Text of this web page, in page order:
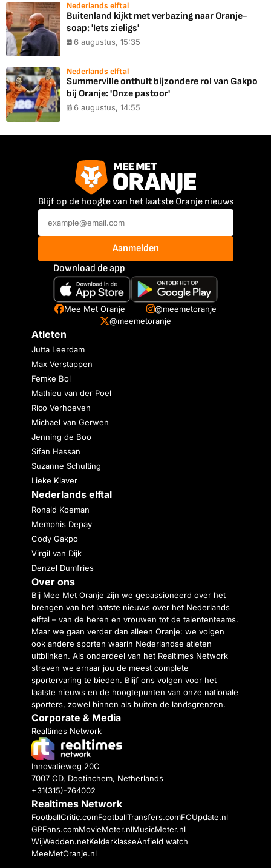
Nederlands elftal
Buitenland kijkt met verbazing naar Oranje-
soap: 'Iets zieligs'
6 augustus, 15:35
Nederlands elftal
Summerville onthult bijzondere rol van Gakpo
bij Oranje: 'Onze pastoor'
6 augustus, 14:55
Blijf op de hoogte van het laatste Oranje nieuws
Aanmelden
Download de app
Mee Met Oranje
@meemetoranje
@meemetoranje
Atleten
Jutta Leerdam
Max Verstappen
Femke Bol
Mathieu van der Poel
Rico Verhoeven
Michael van Gerwen
Jenning de Boo
Sifan Hassan
Suzanne Schulting
Lieke Klaver
Nederlands elftal
Ronald Koeman
Memphis Depay
Cody Gakpo
Virgil van Dijk
Denzel Dumfries
Over ons
Bij Mee Met Oranje zijn we gepassioneerd over het
brengen van het laatste nieuws over het Nederlands
elftal – van de heren en vrouwen tot de talententeams.
Maar we gaan verder dan alleen Oranje: we volgen
ook andere sporten waarin Nederlandse atleten
uitblinken. Als onderdeel van het Realtimes Network
streven we ernaar jou de meest complete
sportervaring te bieden. Blijf ons volgen voor het
laatste nieuws en de hoogtepunten van onze nationale
sporters, zowel binnen als buiten de landsgrenzen.
Corporate & Media
Realtimes Network
Innovatieweg 20C
7007 CD, Doetinchem, Netherlands
+31(315)-764002
Realtimes Network
FootballCritic.comFootballTransfers.comFCUpdate.nl
GPFans.comMovieMeter.nlMusicMeter.nl
WijWedden.netKelderklasseAnfield watch
MeeMetOranje.nl